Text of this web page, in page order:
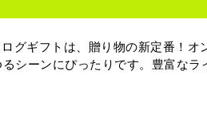
グギフトは、贈り物の新定番！
シーンにぴったりです。豊富な